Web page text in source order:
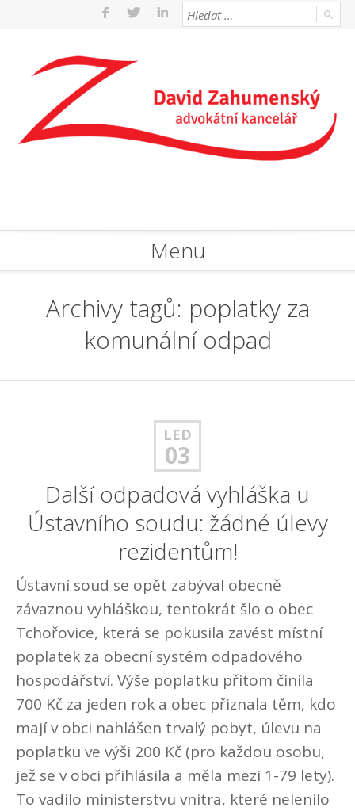
Menu
Archivy tagů: poplatky za
komunální odpad
LED
03
Další odpadová vyhláška u
Ústavního soudu: žádné úlevy
rezidentům!
Ústavní soud se opět zabýval obecně
závaznou vyhláškou, tentokrát šlo o obec
Tchořovice, která se pokusila zavést místní
poplatek za obecní systém odpadového
hospodářství. Výše poplatku přitom činila
700 Kč za jeden rok a obec přiznala těm, kdo
mají v obci nahlášen trvalý pobyt, úlevu na
poplatku ve výši 200 Kč (pro každou osobu,
jež se v obci přihlásila a měla mezi 1-79 lety).
To vadilo ministerstvu vnitra, které nelenilo